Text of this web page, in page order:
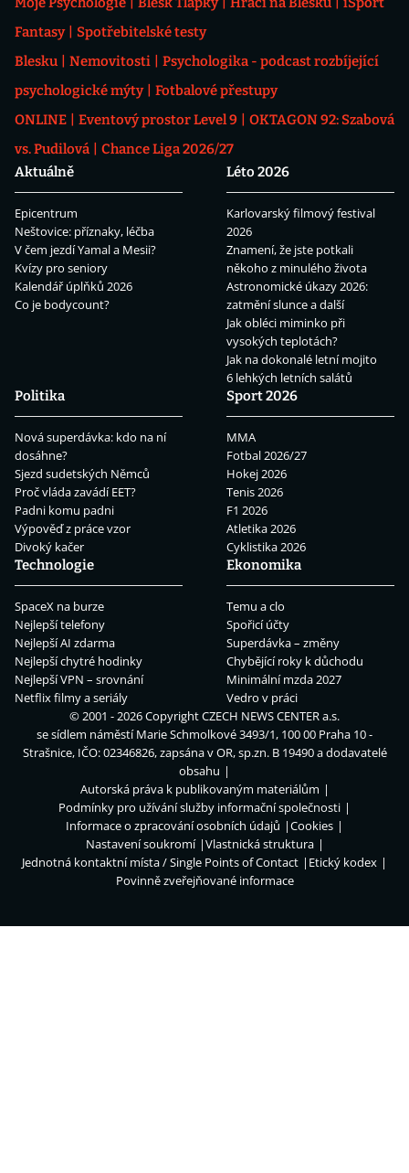
Fantasy
Spotřebitelské testy
Blesku
Nemovitosti
Psychologika - podcast rozbíjející
psychologické mýty
Fotbalové přestupy
ONLINE
Eventový prostor Level 9
OKTAGON 92: Szabová
vs. Pudilová
Chance Liga 2026/27
Aktuálně
Epicentrum
Neštovice: příznaky, léčba
V čem jezdí Yamal a Mesii?
Kvízy pro seniory
Kalendář úplňků 2026
Co je bodycount?
Léto 2026
Karlovarský filmový festival
2026
Znamení, že jste potkali
někoho z minulého života
Astronomické úkazy 2026:
zatmění slunce a další
Jak obléci miminko při
vysokých teplotách?
Jak na dokonalé letní mojito
6 lehkých letních salátů
Politika
Nová superdávka: kdo na ní
dosáhne?
Sjezd sudetských Němců
Proč vláda zavádí EET?
Padni komu padni
Výpověď z práce vzor
Divoký kačer
Sport 2026
MMA
Fotbal 2026/27
Hokej 2026
Tenis 2026
F1 2026
Atletika 2026
Cyklistika 2026
Technologie
SpaceX na burze
Nejlepší telefony
Nejlepší AI zdarma
Nejlepší chytré hodinky
Nejlepší VPN – srovnání
Netflix filmy a seriály
Ekonomika
Temu a clo
Spořicí účty
Superdávka – změny
Chybějící roky k důchodu
Minimální mzda 2027
Vedro v práci
© 2001 - 2026 CopyrightCZECH NEWS CENTER a.s.
se sídlem náměstí Marie Schmolkové 3493/1, 100 00 Praha 10 -
Strašnice, IČO: 02346826, zapsána v OR, sp.zn. B 19490 a dodavatelé
obsahu
Autorská práva k publikovaným materiálům
Podmínky pro užívání služby informační společnosti
Informace o zpracování osobních údajů
Cookies
Nastavení soukromí
Vlastnická struktura
Jednotná kontaktní místa / Single Points of Contact
Etický kodex
Povinně zveřejňované informace